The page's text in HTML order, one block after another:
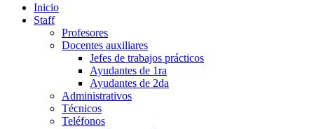
Inicio
Staff
Profesores
Docentes auxiliares
Jefes de trabajos prácticos
Ayudantes de 1ra
Ayudantes de 2da
Administrativos
Técnicos
Teléfonos